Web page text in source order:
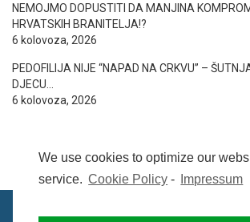
We use cookies to optimize our
service. Cookie Policy - Impressum
NEMOJMO DOPUSTITI DA MANJINA
HRVATSKIH BRANITELJA!?
6 kolovoza, 2026
PEDOFILIJA NIJE “NAPAD NA CRKVU” –
DJECU…
6 kolovoza, 2026